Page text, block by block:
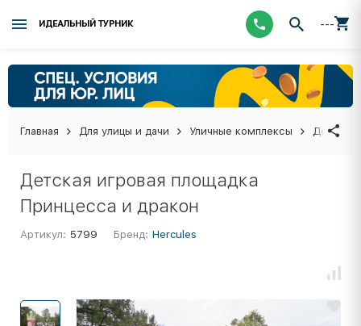
ИДЕАЛЬНЫЙ ТУРНИК ---
Главная Для улицы и дачи Уличные комплексы Детские
Детская игровая площадка
Принцесса и дракон
Артикул: 5799 Бренд: Hercules